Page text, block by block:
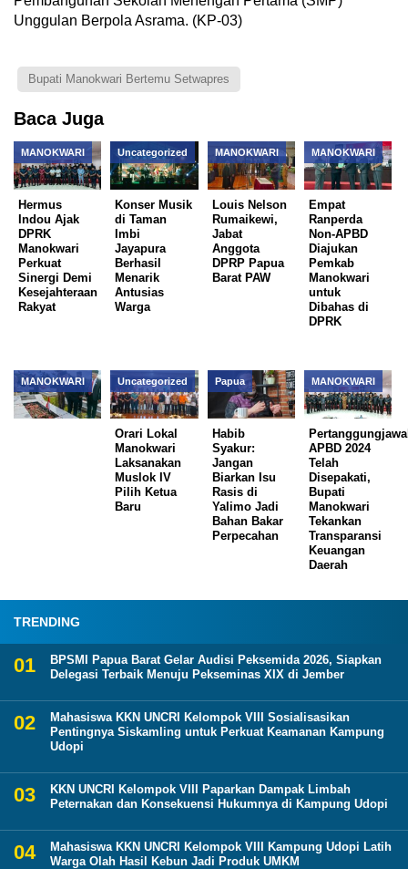
Unggulan Berpola Asrama. (KP-03)
Bupati Manokwari Bertemu Setwapres
Baca Juga
MANOKWARI
Hermus
Indou Ajak
DPRK
Manokwari
Perkuat
Sinergi Demi
Kesejahteraan
Rakyat
Uncategorized
Konser Musik
di Taman
Imbi
Jayapura
Berhasil
Menarik
Antusias
Warga
MANOKWARI
Louis Nelson
Rumaikewi,
Jabat
Anggota
DPRP Papua
Barat PAW
MANOKWARI
Empat
Ranperda
Non-APBD
Diajukan
Pemkab
Manokwari
untuk
Dibahas di
DPRK
MANOKWARI Uncategorized
Orari Lokal
Manokwari
Laksanakan
Muslok IV
Pilih Ketua
Baru
Papua
Habib
Syakur:
Jangan
Biarkan Isu
Rasis di
Yalimo Jadi
Bahan Bakar
Perpecahan
MANOKWARI
APBD 2024
Telah
Disepakati,
Bupati
Manokwari
Tekankan
Transparansi
Keuangan
Daerah
TRENDING
BPSMI Papua Barat Gelar Audisi Peksemida 2026, Siapkan
Delegasi Terbaik Menuju Pekseminas XIX di Jember
Mahasiswa KKN UNCRI Kelompok VIII Sosialisasikan
Pentingnya Siskamling untuk Perkuat Keamanan Kampung
Udopi
KKN UNCRI Kelompok VIII Paparkan Dampak Limbah
Peternakan dan Konsekuensi Hukumnya di Kampung Udopi
Mahasiswa KKN UNCRI Kelompok VIII Kampung Udopi Latih
Warga Olah Hasil Kebun Jadi Produk UMKM